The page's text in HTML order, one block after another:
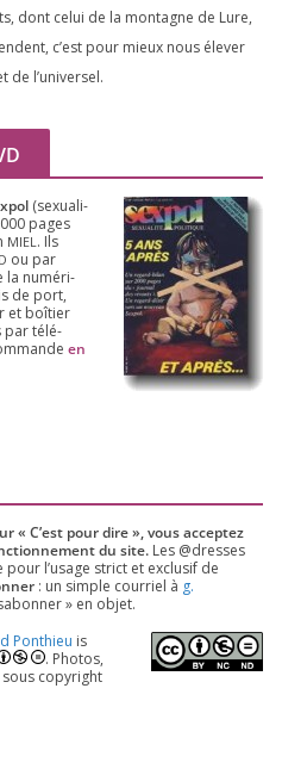
dont celui de la mon­tagne de Lure,
c’est pour mieux nous éle­ver
l’universel.
(sexua­li­
pages
MIEL. Ils
ou par
la numé­ri­
de port,
et boî­tier
par télé­
en
« C’est pour dire », vous accep­tez
du site. Les @dresses
l’u­sage strict et exclu­sif de
: un simple cour­riel à g.​
» en objet.
Ponthieu is
. Photos,
copy­right